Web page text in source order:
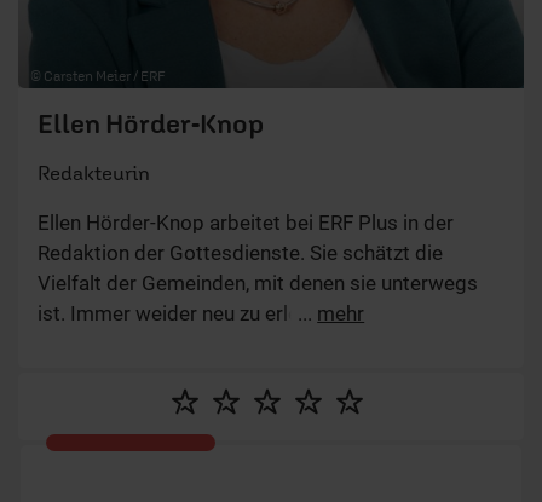
© Carsten Meier / ERF
Ellen Hörder-Knop
Redakteurin
Ellen Hörder-Knop arbeitet bei ERF Plus in der
Redaktion der Gottesdienste. Sie schätzt die
Vielfalt der Gemeinden, mit denen sie unterwegs
ist. Immer weider neu zu erleben, wie Gottes Wort
... mehr